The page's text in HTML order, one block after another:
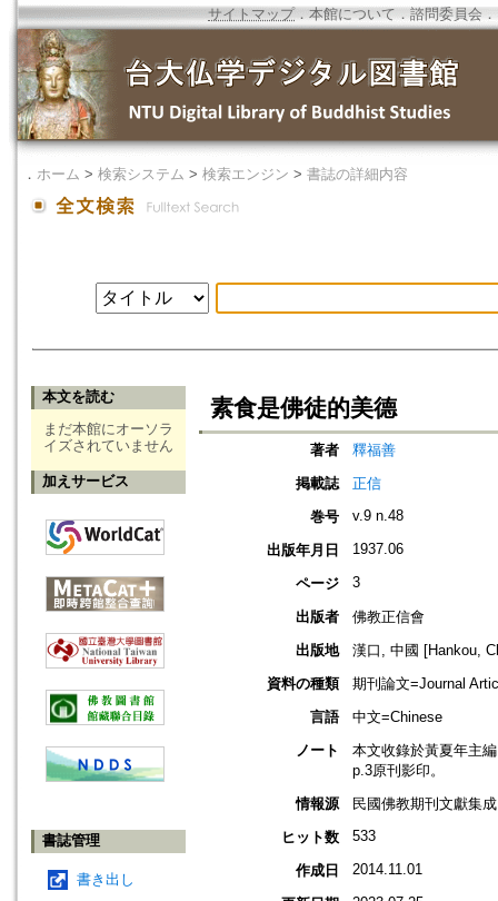
サイトマップ．本館について ． 諮問委員会 ．
． ホーム > 検索システム > 検索エンジン > 書誌の詳細内容
本文を読む
まだ本館にオーソラ
イズされていません
加えサービス
書誌管理
書き出し
素食是佛徒的美德
著者
釋福善
掲載誌
正信
巻号
v.9 n.48
出版年月日 1937.06
ページ 3
出版者
佛教正信會
出版地
漢口, 中國 [Hankou,
資料の種類
期刊論文=Journal
言語
中文=Chinese
ノート
本文收錄於黃夏年主
p.3原刊影印。
情報源
民國佛教期刊文獻集
ヒット数
533
作成日 2014.11.01